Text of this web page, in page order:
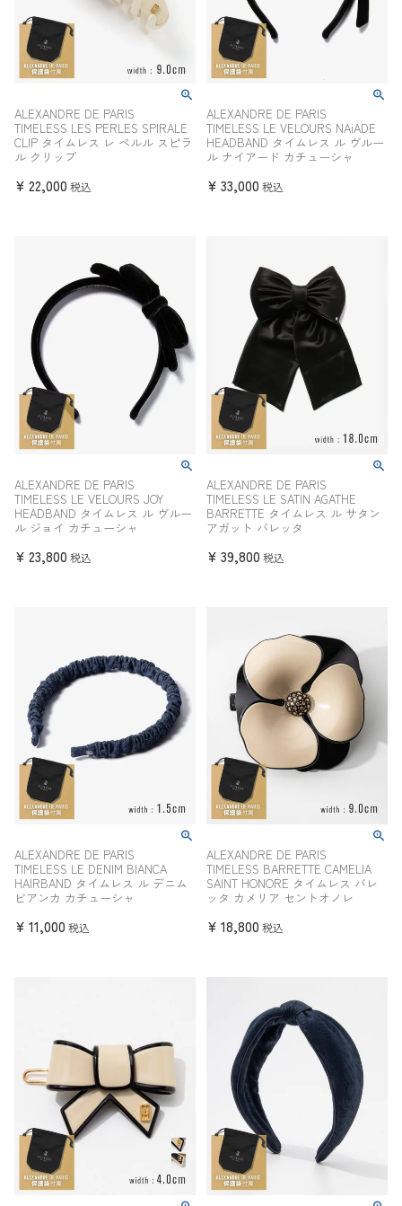
ALEXANDRE DE PARIS
TIMELESS LES PERLES SPIRALE
CLIP タイムレス レ ペルル スピラ
ル クリップ
¥ 22,000 税込
ALEXANDRE DE PARIS
TIMELESS LE VELOURS NAiADE
HEADBAND タイムレス ル ヴルー
ル ナイアード カチューシャ
¥ 33,000 税込
ALEXANDRE DE PARIS
TIMELESS LE VELOURS JOY
HEADBAND タイムレス ル ヴルー
ル ジョイ カチューシャ
¥ 23,800 税込
ALEXANDRE DE PARIS
TIMELESS LE SATIN AGATHE
BARRETTE タイムレス ル サタン
アガット バレッタ
¥ 39,800 税込
ALEXANDRE DE PARIS
TIMELESS LE DENIM BIANCA
HAIRBAND タイムレス ル デニム
ビアンカ カチューシャ
¥ 11,000 税込
ALEXANDRE DE PARIS
TIMELESS BARRETTE CAMELIA
SAINT HONORE タイムレス バレ
ッタ カメリア セントオノレ
¥ 18,800 税込